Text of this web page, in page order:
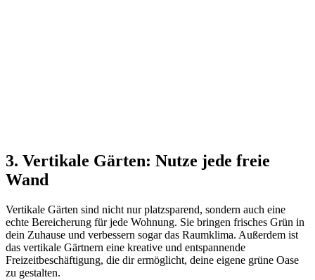
3. Vertikale Gärten: Nutze jede freie
Wand
Vertikale Gärten sind nicht nur platzsparend, sondern auch eine
echte Bereicherung für jede Wohnung. Sie bringen frisches Grün in
dein Zuhause und verbessern sogar das Raumklima. Außerdem ist
das vertikale Gärtnern eine kreative und entspannende
Freizeitbeschäftigung, die dir ermöglicht, deine eigene grüne Oase
zu gestalten.